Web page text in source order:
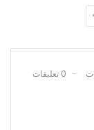
0 تعليقات